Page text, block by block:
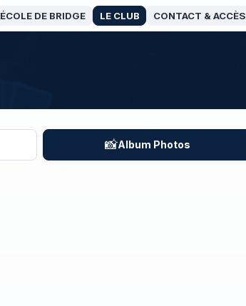
ÉCOLE DE BRIDGE LE CLUB CONTACT & ACCÈS
📸Album Photos